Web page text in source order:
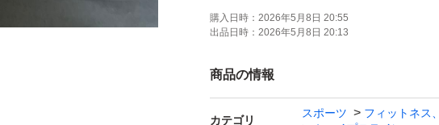
購入日時： 2026年5月8日 20:55
出品日時： 2026年5月8日 20:13
商品の情報
カテゴリ
スポーツ フィットネス